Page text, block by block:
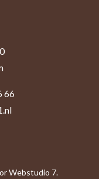
66
Webstudio 7.